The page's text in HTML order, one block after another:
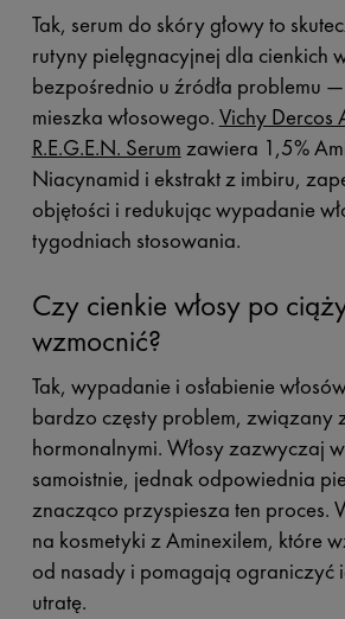
Tak, serum do skóry głowy to
rutyny pielęgnacyjnej dla cienkich
bezpośrednio u źródła problemu
mieszka włosowego. Vichy Dercos
R.E.G.E.N. Serum zawiera 1,5%
Niacynamid i ekstrakt z imbiru,
objętości i redukując wypadanie
tygodniach stosowania.
Czy cienkie włosy po
wzmocnić?
Tak, wypadanie i osłabienie
bardzo częsty problem, związany
hormonalnymi. Włosy zazwyczaj
samoistnie, jednak odpowiednia
znacząco przyspiesza ten proces.
na kosmetyki z Aminexilem, które
od nasady i pomagają ograniczyć
utratę.